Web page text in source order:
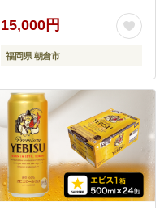
15,000円
福岡県 朝倉市